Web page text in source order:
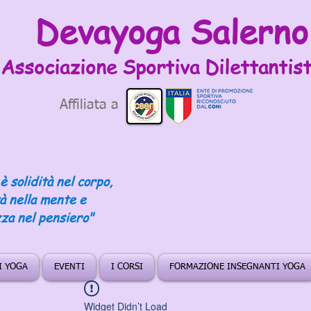
Devayoga Salerno
Associazione Sportiva
Affiliata a
solidità nel corpo,
nella mente e
nel pensiero"
YOGA EVENTI I CORSI FORMAZIONE INSEGNANTI YOGA
Widget Didn’t Load